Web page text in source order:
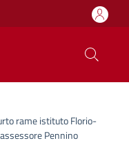
rame istituto Florio-
Pennino